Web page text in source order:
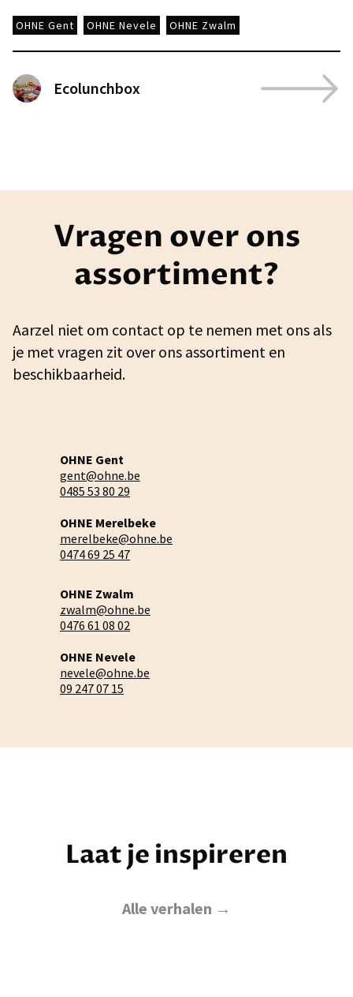
OHNE Gent OHNE Nevele OHNE Zwalm
Ecolunchbox
Vragen over ons
assortiment?
Aarzel niet om contact op te nemen met ons als
je met vragen zit over ons assortiment en
beschikbaarheid.
OHNE Gent
gent@ohne.be
0485 53 80 29
OHNE Merelbeke
merelbeke@ohne.be
0474 69 25 47
OHNE Zwalm
zwalm@ohne.be
0476 61 08 02
OHNE Nevele
nevele@ohne.be
09 247 07 15
Laat je inspireren
Alle verhalen →